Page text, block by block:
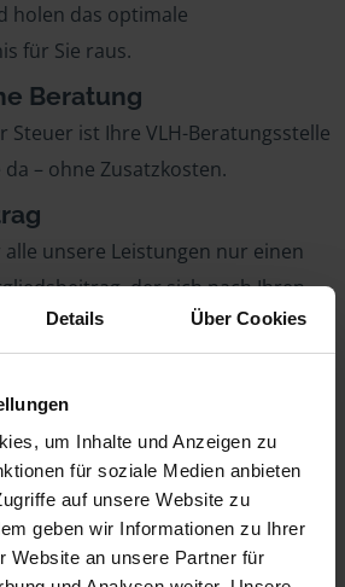
Details Über Cookies
um Inhalte und Anzeigen zu
für soziale Medien anbieten
auf unsere Website zu
geben wir Informationen zu Ihrer
Website an unsere Partner für
holen das optimale
für Sie raus.
Beratung
Steuer ist Ihre VLH-Beratungsstelle
– ohne Zusatzkosten.
alle unsere Leistungen nur einen
der sich nach Ihren
richtet.
Ihr